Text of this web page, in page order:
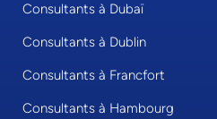
Consultants à Dubaï
Consultants à Dublin
Consultants à Francfort
Consultants à Hambourg